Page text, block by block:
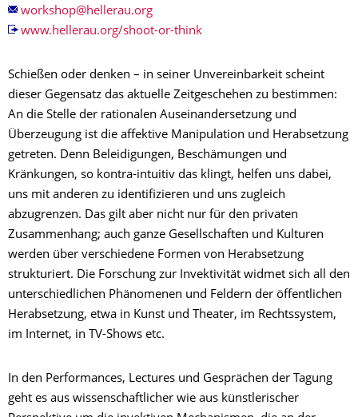
www.hellerau.org/shoot-or-think
Schießen oder denken – in seiner Unvereinbarkeit scheint
dieser Gegensatz das aktuelle Zeitgeschehen zu bestimmen:
An die Stelle der rationalen Auseinandersetzung und
Überzeugung ist die affektive Manipulation und Herabsetzung
getreten. Denn Beleidigungen, Beschämungen und
Kränkungen, so kontra-intuitiv das klingt, helfen uns dabei,
uns mit anderen zu identifizieren und uns zugleich
abzugrenzen. Das gilt aber nicht nur für den privaten
Zusammenhang; auch ganze Gesellschaften und Kulturen
werden über verschiedene Formen von Herabsetzung
strukturiert. Die Forschung zur Invektivität widmet sich all den
unterschiedlichen Phänomenen und Feldern der öffentlichen
Herabsetzung, etwa in Kunst und Theater, im Rechtssystem,
im Internet, in TV-Shows etc.
In den Performances, Lectures und Gesprächen der Tagung
geht es aus wissenschaftlicher wie aus künstlerischer